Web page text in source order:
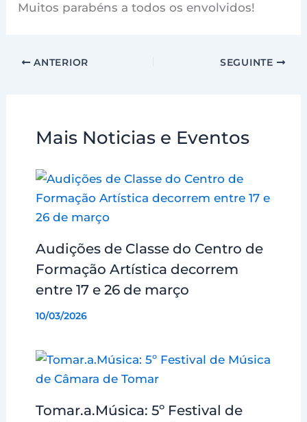
Muitos parabéns a todos os envolvidos!
ANTERIOR SEGUINTE
Mais Noticias e Eventos
Audições de Classe do Centro de
Formação Artística decorrem
entre 17 e 26 de março
10/03/2026
Tomar.a.Música: 5º Festival de